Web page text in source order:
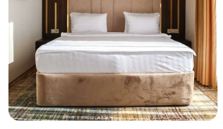
Красная Поляна • spa-отель с видами на горы
2 ночи в июне от 25 900 ₽
Посмотреть отель